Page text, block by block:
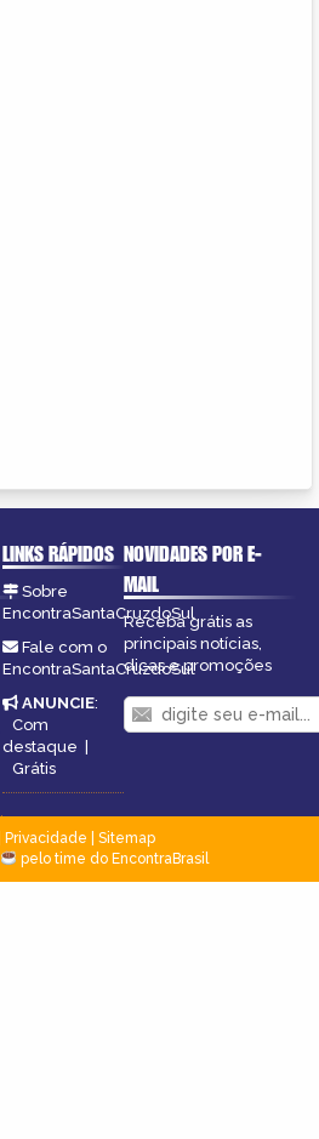
LINKS RÁPIDOS
Sobre
EncontraSantaCruzdoSul
Fale com o
EncontraSantaCruzdoSul
ANUNCIE:
Com
destaque |
Grátis
NOVIDADES POR E-
MAIL
Receba grátis as
principais notícias,
dicas e promoções
Privacidade
Sitemap
pelo time do EncontraBrasil